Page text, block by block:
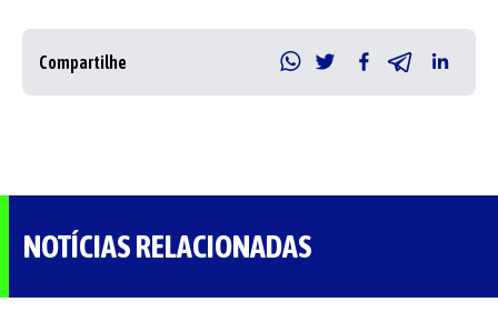
Compartilhe
NOTÍCIAS RELACIONADAS